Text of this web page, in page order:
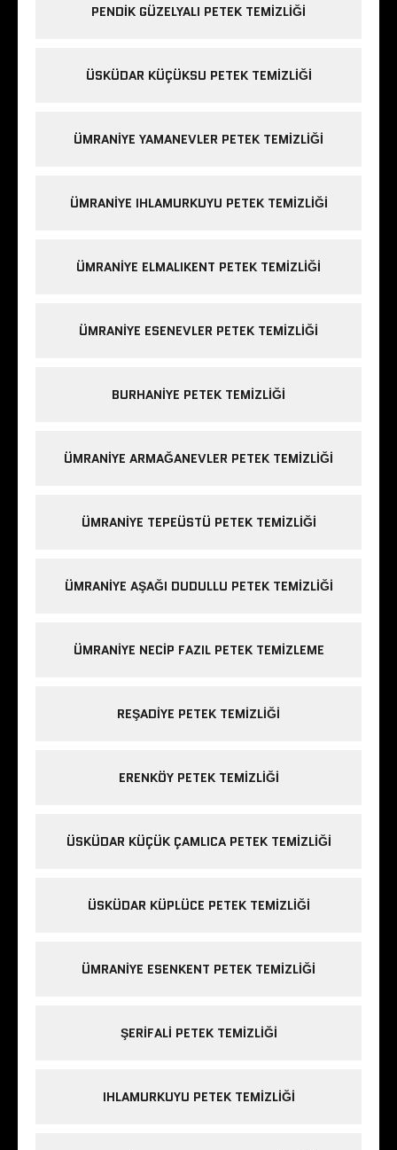
PENDIK GÜZELYALI PETEK TEMIZLIĞI
ÜSKÜDAR KÜÇÜKSU PETEK TEMIZLIĞI
ÜMRANIYE YAMANEVLER PETEK TEMIZLIĞI
ÜMRANIYE IHLAMURKUYU PETEK TEMIZLIĞI
ÜMRANIYE ELMALIKENT PETEK TEMIZLIĞI
ÜMRANIYE ESENEVLER PETEK TEMIZLIĞI
BURHANIYE PETEK TEMIZLIĞI
ÜMRANIYE ARMAĞANEVLER PETEK TEMIZLIĞI
ÜMRANIYE TEPEÜSTÜ PETEK TEMIZLIĞI
ÜMRANIYE AŞAĞI DUDULLU PETEK TEMIZLIĞI
ÜMRANIYE NECIP FAZIL PETEK TEMIZLEME
REŞADIYE PETEK TEMIZLIĞI
ERENKÖY PETEK TEMIZLIĞI
ÜSKÜDAR KÜÇÜK ÇAMLICA PETEK TEMIZLIĞI
ÜSKÜDAR KÜPLÜCE PETEK TEMIZLIĞI
ÜMRANIYE ESENKENT PETEK TEMIZLIĞI
ŞERIFALI PETEK TEMIZLIĞI
IHLAMURKUYU PETEK TEMIZLIĞI